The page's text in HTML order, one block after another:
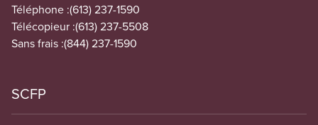
Téléphone :(613) 237-1590
Télécopieur :(613) 237-5508
Sans frais :(844) 237-1590
SCFP